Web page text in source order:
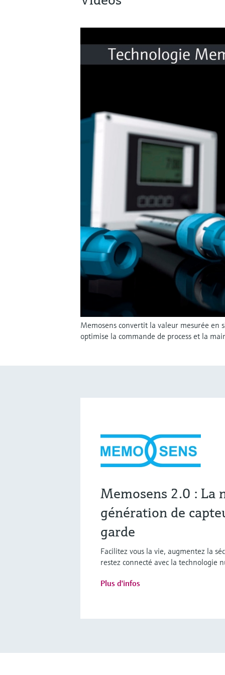
Memosens convertit la valeur mesurée en
optimise la commande de process et la
Memosens 2.0 : La
génération de
garde
Facilitez vous la vie, augmentez la
restez connecté avec la technologie
Plus d'infos